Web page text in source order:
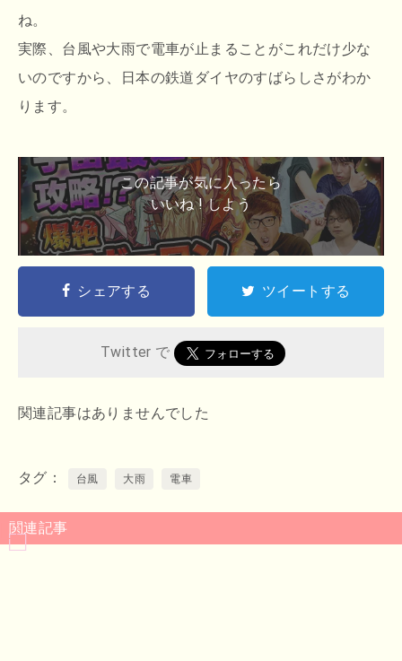
ね。
実際、台風や大雨で電車が止まることがこれだけ少な
いのですから、日本の鉄道ダイヤのすばらしさがわか
ります。
この記事が気に入ったら
いいね ! しよう
シェアする ツイートする
Twitter で
関連記事はありませんでした
タグ 台風 大雨 電車
関連記事